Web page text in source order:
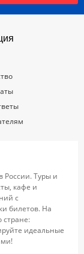
России. Туры и
кафе и
с
билетов. На
стране:
идеальные